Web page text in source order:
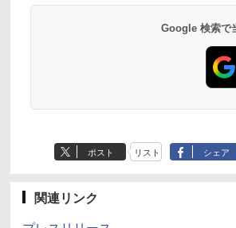
Google 検索で
ポスト リスト シェア
関連リンク